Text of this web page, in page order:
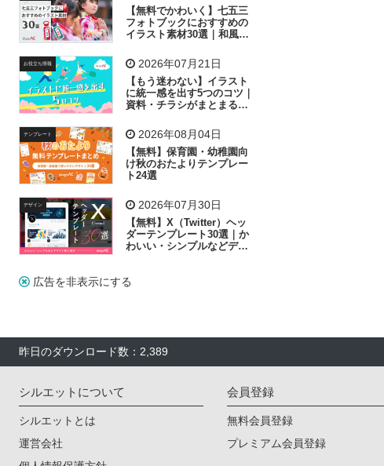
歩く 工場 会社 太陽 キラキラ
子供 作業員 相談 ピクトグラム
【無料でかわいく】七五三
フォトブックにおすすめの
イラスト素材30選｜和風の
お役立ち情報 2026年07月21日
【もう迷わない】イラスト
に統一感を出す5つのコツ｜
資料・チラシがまとまるフ
テンプレート 2026年08月04日
【無料】保育園・幼稚園向
け秋のおたよりテンプレー
ト24選
デザイン 2026年07月30日
【無料】X（Twitter）ヘッ
ダーテンプレート30選｜か
わいい・シンプルなどデザ
広告を非表示にする
昨日のダウンロード数：2,389
シルエットについて
シルエットとは
運営会社
会員登録
無料会員登録
プレミアム会員登録